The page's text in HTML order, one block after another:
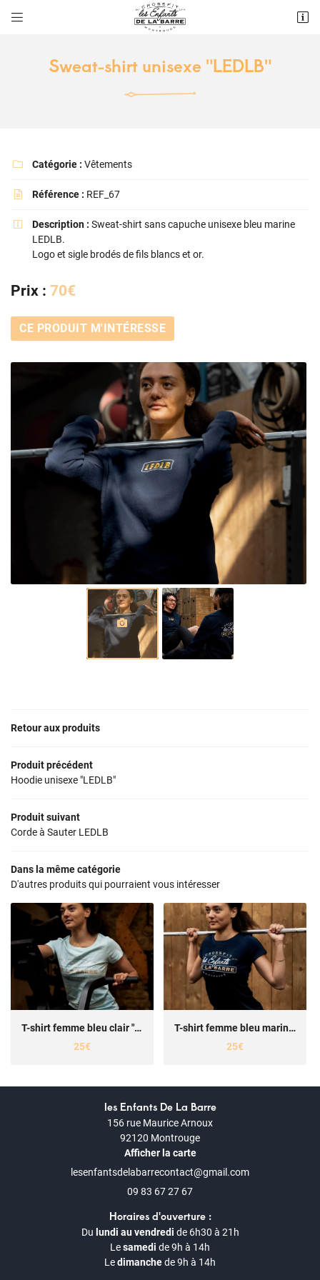

PLANNING
PRODUITS
ACTUALITÉS
CONTACT

INSCRIPTION
09 83 67 27 67
Adresse email de réception
Recopier le code ci-contre
Rafraîchir le captcha
En cochant cette case, vous consentez à recevoir nos propositions commerciales à
l'adresse email indiqué ci-dessus. Vous pouvez vous désinscrire à tout moment en
le formulaire de désinscription.
INSCRIPTION
Sweat-shirt unisexe "LEDLB"
 Catégorie : Vêtements
 Référence : REF_67
 Description : Sweat-shirt sans capuche unisexe bleu marine
LEDLB.
Logo et sigle brodés de fils blancs et or.
Prix : 70€
CE PRODUIT M'INTÉRESSE
Retour aux produits
Produit précédent
Hoodie unisexe "LEDLB"
Produit suivant
Corde à Sauter LEDLB
Dans la même catégorie
D'autres produits qui pourraient vous intéresser
T-shirt femme bleu clair "LEDLB"
25€
T-shirt femme bleu marine "LEDLB"
25€
les Enfants De La Barre
156 rue Maurice Arnoux
92120 Montrouge
Afficher la carte
09 83 67 27 67
Horaires d'ouverture :
Du lundi au vendredi de 6h30 à 21h
Lesamedi de 9h à 14h
Ledimanchede 9h à 14h